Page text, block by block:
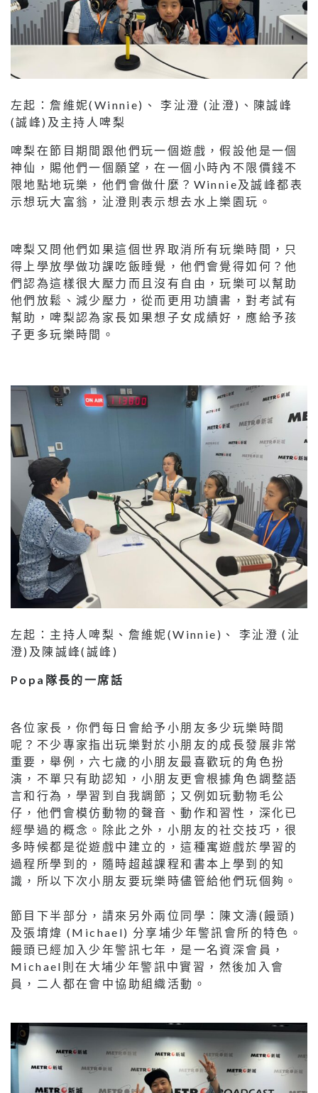
左起：詹維妮(Winnie)、 李沚澄 (沚澄)、陳誠峰
(誠峰)及主持人啤梨
啤梨在節目期間跟他們玩一個遊戲，假設他是一個
神仙，賜他們一個願望，在一個小時內不限價錢不
限地點地玩樂，他們會做什麼？Winnie及誠峰都表
示想玩大富翁，沚澄則表示想去水上樂園玩。
啤梨又問他們如果這個世界取消所有玩樂時間，只
得上學放學做功課吃飯睡覺，他們會覺得如何？他
們認為這樣很大壓力而且沒有自由，玩樂可以幫助
他們放鬆、減少壓力，從而更用功讀書，對考試有
幫助，啤梨認為家長如果想子女成績好，應給予孩
子更多玩樂時間。
左起：主持人啤梨、詹維妮(Winnie)、 李沚澄 (沚
澄)及陳誠峰(誠峰)
Popa隊長的一席話
各位家長，你們每日會給予小朋友多少玩樂時間
呢？不少專家指出玩樂對於小朋友的成長發展非常
重要，舉例，六七歲的小朋友最喜歡玩的角色扮
演，不單只有助認知，小朋友更會根據角色調整語
言和行為，學習到自我調節；又例如玩動物毛公
仔，他們會模仿動物的聲音、動作和習性，深化已
經學過的概念。除此之外，小朋友的社交技巧，很
多時候都是從遊戲中建立的，這種寓遊戲於學習的
過程所學到的，隨時超越課程和書本上學到的知
識，所以下次小朋友要玩樂時儘管給他們玩個夠。
節目下半部分，請來另外兩位同學：陳文濤(饅頭)
及張堉煒 (Michael) 分享埔少年警訊會所的特色。
饅頭已經加入少年警訊七年，是一名資深會員，
Michael則在大埔少年警訊中實習，然後加入會
員，二人都在會中協助組織活動。